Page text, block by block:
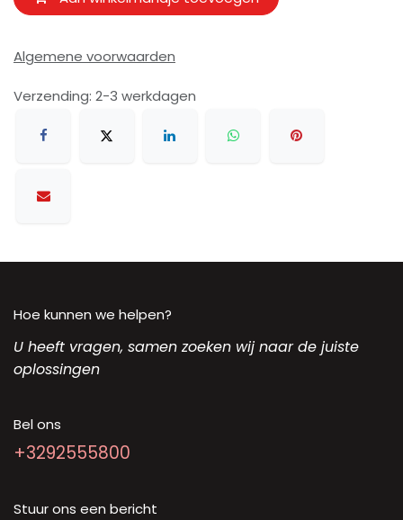
Algemene voorwaarden
Verzending: 2-3 werkdagen
Hoe kunnen we helpen?
U heeft vragen, samen zoeken wij naar de juiste
oplossingen
Bel ons
+3292555800
Stuur ons een bericht